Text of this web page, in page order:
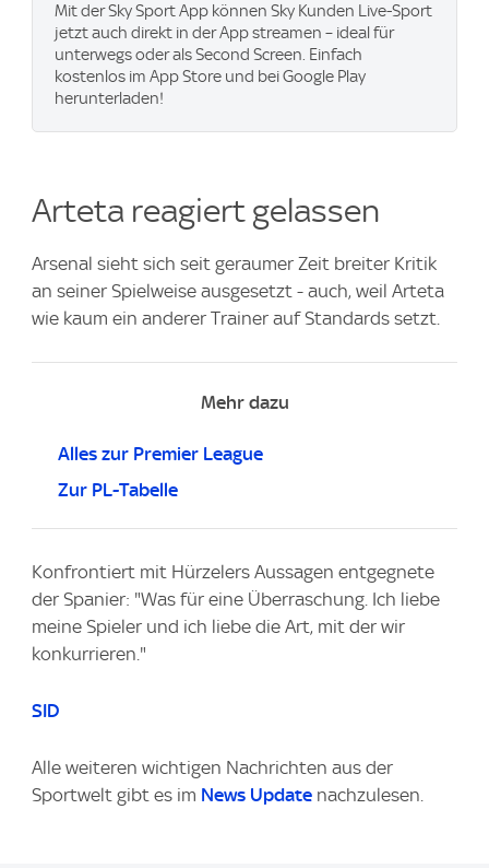
Mit der Sky Sport App können Sky Kunden Live-Sport
jetzt auch direkt in der App streamen – ideal für
unterwegs oder als Second Screen. Einfach
kostenlos im App Store und bei Google Play
herunterladen!
Arteta reagiert gelassen
Arsenal sieht sich seit geraumer Zeit breiter Kritik
an seiner Spielweise ausgesetzt - auch, weil Arteta
wie kaum ein anderer Trainer auf Standards setzt.
Mehr dazu
Alles zur Premier League
Zur PL-Tabelle
Konfrontiert mit Hürzelers Aussagen entgegnete
der Spanier: "Was für eine Überraschung. Ich liebe
meine Spieler und ich liebe die Art, mit der wir
konkurrieren."
SID
Alle weiteren wichtigen Nachrichten aus der
Sportwelt gibt es im News Update nachzulesen.